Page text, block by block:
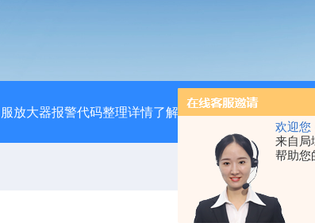
欢迎您
来自局
帮助您
放大器报警代码整理详情了解 广州数控